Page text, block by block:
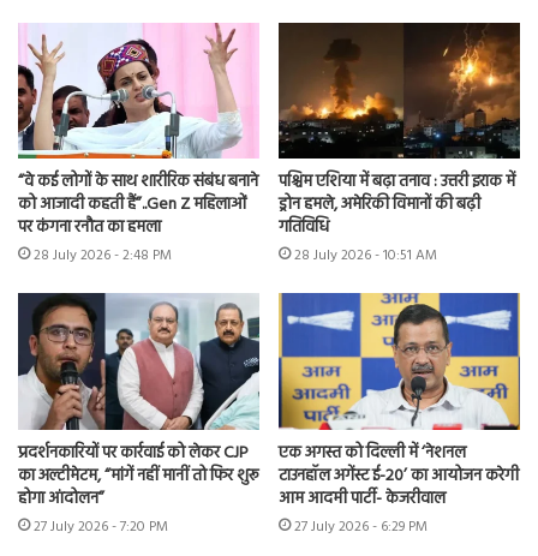
“वे कई लोगों के साथ शारीरिक संबंध बनाने
को आजादी कहती हैं”..Gen Z महिलाओं
पर कंगना रनौत का हमला
28 July 2026 - 2:48 PM
पश्चिम एशिया में बढ़ा तनाव : उत्तरी इराक में
ड्रोन हमले, अमेरिकी विमानों की बढ़ी
गतिविधि
28 July 2026 - 10:51 AM
प्रदर्शनकारियों पर कार्रवाई को लेकर CJP
का अल्टीमेटम, “मांगें नहीं मानीं तो फिर शुरू
होगा आंदोलन”
27 July 2026 - 7:20 PM
एक अगस्त को दिल्ली में ‘नेशनल
टाउनहॉल अगेंस्ट ई-20’ का आयोजन करेगी
आम आदमी पार्टी- केजरीवाल
27 July 2026 - 6:29 PM